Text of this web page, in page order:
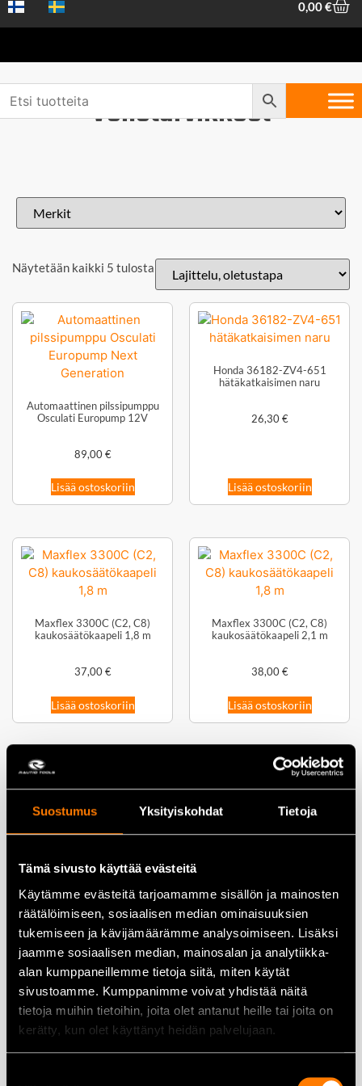
Suostumus Yksityiskohdat Tietoja
Tämä sivusto käyttää evästeitä
Käytämme evästeitä tarjoamamme sisällön ja mainosten
räätälöimiseen, sosiaalisen median ominaisuuksien
tukemiseen ja kävijämäärämme analysoimiseen. Lisäksi
jaamme sosiaalisen median, mainosalan ja analytiikka-
alan kumppaneillemme tietoja siitä, miten käytät
sivustoamme. Kumppanimme voivat yhdistää näitä
tietoja muihin tietoihin, joita olet antanut heille tai joita on
kerätty, kun olet käyttänyt heidän palvelujaan.
0,00€
Venetarvikkeet
Näytetään kaikki 5 tulosta
Automaattinen pilssipumppu
Osculati Europump 12V
89,00€
Lisää ostoskoriin
Honda 36182-ZV4-651
hätäkatkaisimen naru
26,30€
Lisää ostoskoriin
Maxflex 3300C (C2, C8)
kaukosäätökaapeli 1,8 m
37,00€
Lisää ostoskoriin
Maxflex 3300C (C2, C8)
kaukosäätökaapeli 2,1 m
38,00€
Lisää ostoskoriin
Oksaalihappo 1kg – Viima
22,00€
Lisää ostoskoriin